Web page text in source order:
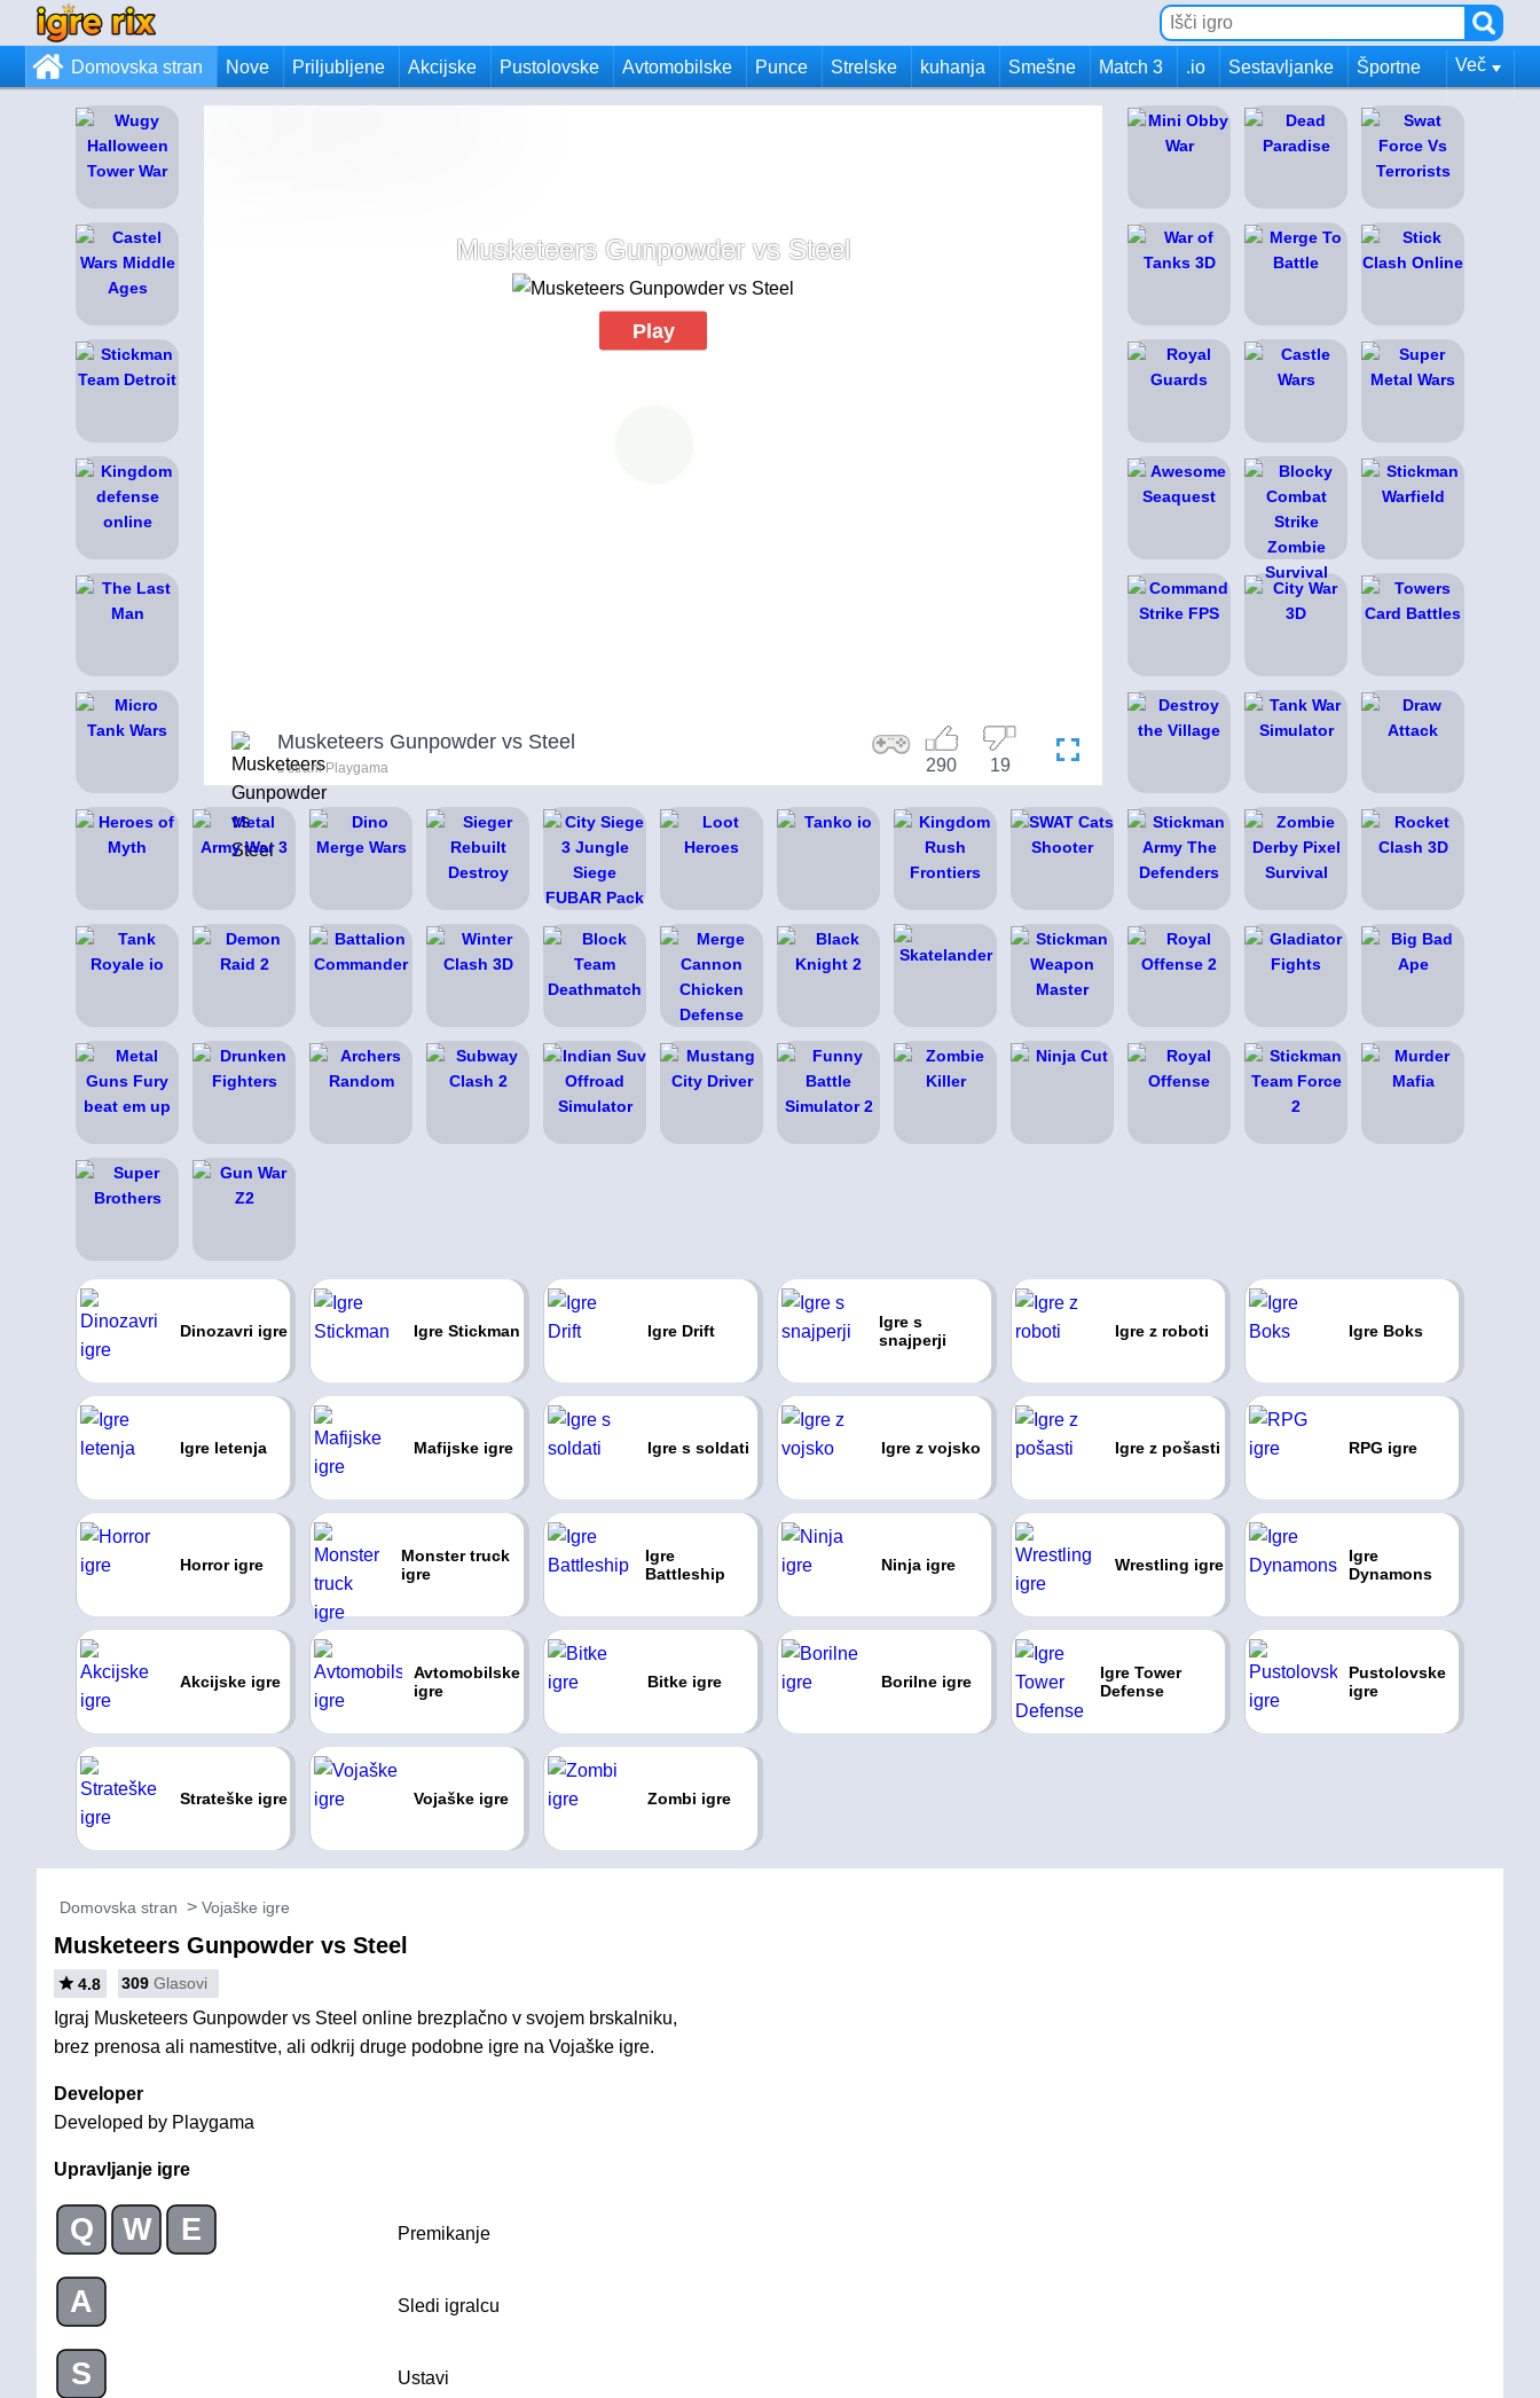
Domovska stran Nove Priljubljene Akcijske Pustolovske Avtomobilske Punce Strelske kuhanja Smešne Match 3 .io Sestavljanke Športne Več
Musketeers Gunpowder vs Steel
Play
Musketeers Gunpowder vs Steel
s strani Playgama 19
290
Dinozavri igre Igre Stickman Igre Drift
Igre s
snajperji
Igre z roboti Igre Boks
Igre letenja Mafijske igre Igre s soldati Igre z vojsko Igre z pošasti RPG igre
Horror igre
Monster truck
igre
Igre
Battleship
Ninja igre Wrestling igre
Igre
Dynamons
Akcijske igre
Avtomobilske
igre
Bitke igre Borilne igre
Igre Tower
Defense
Pustolovske
igre
Strateške igre Vojaške igre Zombi igre
Domovska stran Vojaške igre
Musketeers Gunpowder vs Steel
4.8 309 Glasovi
Igraj Musketeers Gunpowder vs Steel online brezplačno v svojem brskalniku,
brez prenosa ali namestitve, ali odkrij druge podobne igre na Vojaške igre.
Developer
Developed by Playgama
Upravljanje igre
Q W E Premikanje
A Sledi igralcu
S Ustavi